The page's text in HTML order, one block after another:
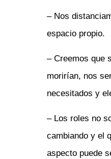
– Nos
espacio propio.
– Creemos que
morirían, nos
necesitados y
– Los roles no
cambiando y el
aspecto puede